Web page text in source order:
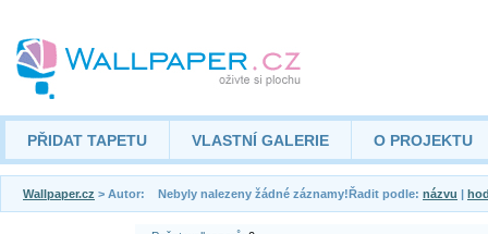
PŘIDAT TAPETU VLASTNÍ GALERIE O PROJEKTU
Wallpaper.cz > Autor: Nebyly nalezeny žádné záznamy!Řadit podle: názvu |